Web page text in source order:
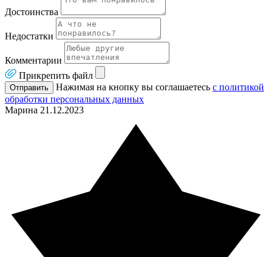
Достоинства
Недостатки
Комментарии
Прикрепить файл
Отправить Нажимая на кнопку вы соглашаетесь с политикой
обработки персональных данных
Марина 21.12.2023